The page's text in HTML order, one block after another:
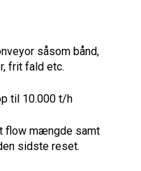
såsom bånd,
frit fald etc.
til 10.000 t/h
flow mængde samt
sidste reset.